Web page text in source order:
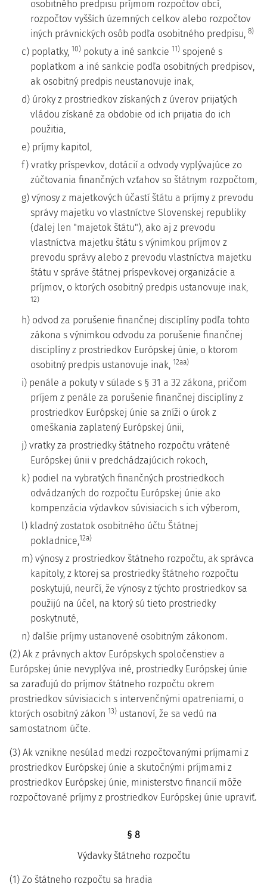
osobitného predpisu príjmom rozpočtov obcí,
rozpočtov vyšších územných celkov alebo rozpočtov
iných právnických osôb podľa osobitného predpisu, 8)
c) poplatky, 10) pokuty a iné sankcie 11) spojené s
poplatkom a iné sankcie podľa osobitných predpisov,
ak osobitný predpis neustanovuje inak,
d) úroky z prostriedkov získaných z úverov prijatých
vládou získané za obdobie od ich prijatia do ich
použitia,
e) príjmy kapitol,
f) vratky príspevkov, dotácií a odvody vyplývajúce zo
zúčtovania finančných vzťahov so štátnym rozpočtom,
g) výnosy z majetkových účastí štátu a príjmy z prevodu
správy majetku vo vlastníctve Slovenskej republiky
(ďalej len "majetok štátu"), ako aj z prevodu
vlastníctva majetku štátu s výnimkou príjmov z
prevodu správy alebo z prevodu vlastníctva majetku
štátu v správe štátnej príspevkovej organizácie a
príjmov, o ktorých osobitný predpis ustanovuje inak,
12)
h) odvod za porušenie finančnej disciplíny podľa tohto
zákona s výnimkou odvodu za porušenie finančnej
disciplíny z prostriedkov Európskej únie, o ktorom
osobitný predpis ustanovuje inak, 12aa)
i) penále a pokuty v súlade s § 31 a 32 zákona, pričom
príjem z penále za porušenie finančnej disciplíny z
prostriedkov Európskej únie sa zníži o úrok z
omeškania zaplatený Európskej únii,
j) vratky za prostriedky štátneho rozpočtu vrátené
Európskej únii v predchádzajúcich rokoch,
k) podiel na vybratých finančných prostriedkoch
odvádzaných do rozpočtu Európskej únie ako
kompenzácia výdavkov súvisiacich s ich výberom,
l) kladný zostatok osobitného účtu Štátnej
pokladnice,12a)
m) výnosy z prostriedkov štátneho rozpočtu, ak správca
kapitoly, z ktorej sa prostriedky štátneho rozpočtu
poskytujú, neurčí, že výnosy z týchto prostriedkov sa
použijú na účel, na ktorý sú tieto prostriedky
poskytnuté,
n) ďalšie príjmy ustanovené osobitným zákonom.
(2) Ak z právnych aktov Európskych spoločenstiev a
Európskej únie nevyplýva iné, prostriedky Európskej únie
sa zaraďujú do príjmov štátneho rozpočtu okrem
prostriedkov súvisiacich s intervenčnými opatreniami, o
ktorých osobitný zákon 13) ustanoví, že sa vedú na
samostatnom účte.
(3) Ak vznikne nesúlad medzi rozpočtovanými príjmami z
prostriedkov Európskej únie a skutočnými príjmami z
prostriedkov Európskej únie, ministerstvo financií môže
rozpočtované príjmy z prostriedkov Európskej únie upraviť.
§ 8
Výdavky štátneho rozpočtu
(1) Zo štátneho rozpočtu sa hradia